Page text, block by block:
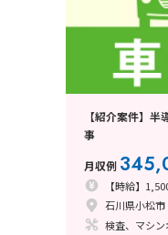
【紹介案件】
事
月収例
【時給】
石川県小松市
検査、マシ